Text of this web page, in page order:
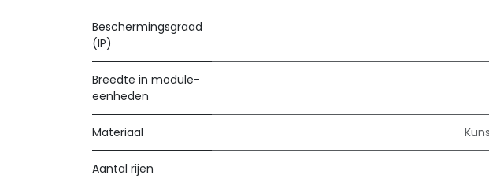
Beschermingsgraad
(IP)
Breedte in module-
eenheden
Materiaal
Aantal rijen